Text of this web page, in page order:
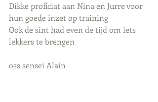
Dikke proficiat aan Nina en Jurre voor
hun goede inzet op training
Ook de sint had even de tijd om iets
lekkers te brengen
oss sensei Alain